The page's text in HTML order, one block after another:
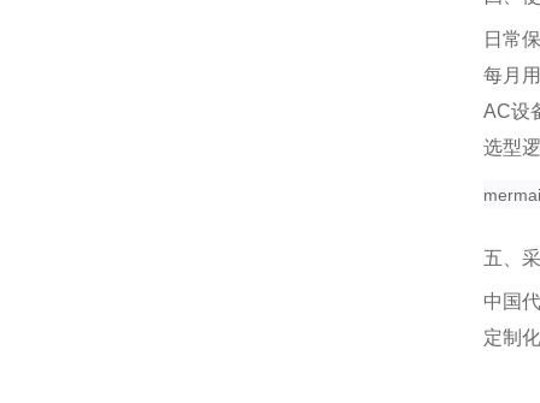
日常
每月
AC设
选型
五、
中国
定制